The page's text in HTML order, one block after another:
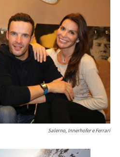
Salerno, Innerhofer e Ferrari